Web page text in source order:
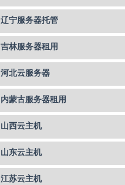
辽宁服务器托管
吉林服务器租用
河北云服务器
内蒙古服务器租用
山西云主机
山东云主机
江苏云主机